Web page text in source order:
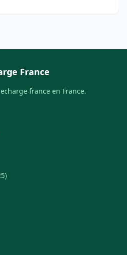
France
france en France.